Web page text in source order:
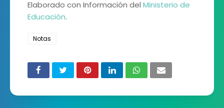
Elaborado con Información del Ministerio de
Educación.
Notas